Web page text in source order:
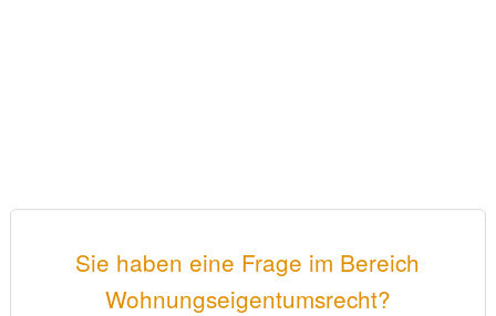
Sie haben eine Frage im Bereich
Wohnungseigentumsrecht?